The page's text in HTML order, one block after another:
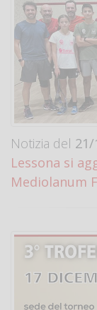
Notizia del 21/
Lessona si
Mediolanum